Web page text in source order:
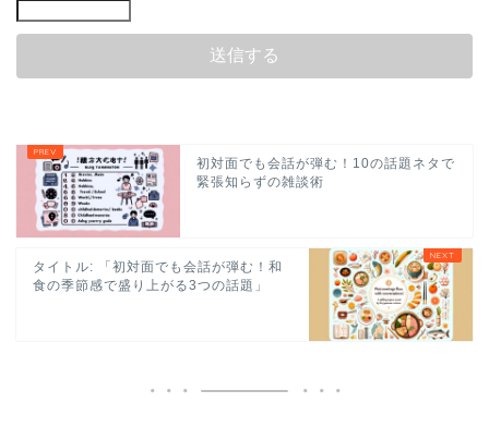
初対面でも会話が弾む！10の話題ネタで
緊張知らずの雑談術
タイトル: 「初対面でも会話が弾む！和
食の季節感で盛り上がる3つの話題」